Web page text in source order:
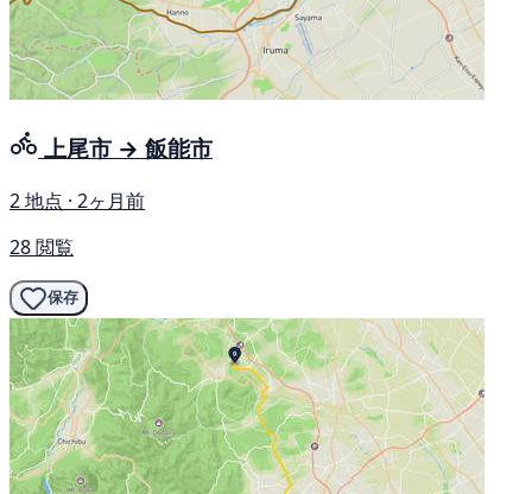
上尾市 → 飯能市
2 地点 · 2ヶ月前
28 閲覧
保存